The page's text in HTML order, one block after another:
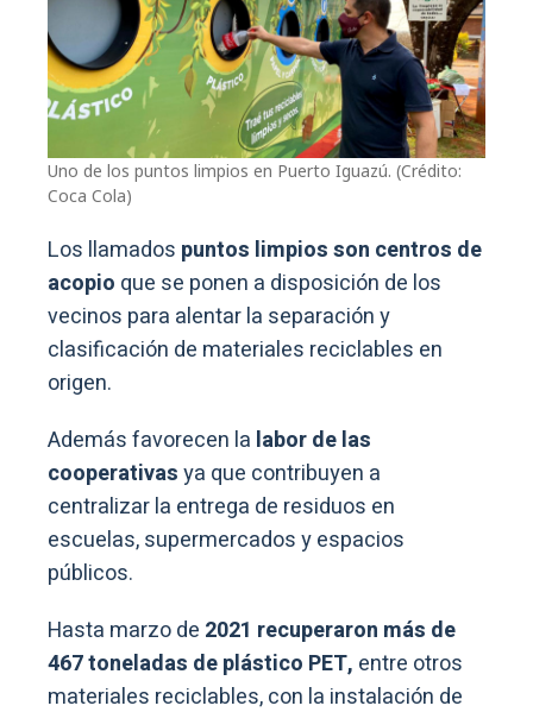
Uno de los puntos limpios en Puerto Iguazú. (Crédito:
Coca Cola)
Los llamados puntos limpios son centros de
acopio que se ponen a disposición de los
vecinos para alentar la separación y
clasificación de materiales reciclables en
origen.
Además favorecen la labor de las
cooperativasya que contribuyen a
centralizar la entrega de residuos en
escuelas, supermercados y espacios
públicos.
Hasta marzo de 2021 recuperaron más de
467 toneladas de plástico PET, entre otros
materiales reciclables, con la instalación de